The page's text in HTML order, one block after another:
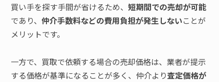
買い手を探す手間が省けるため、短期間での売却が可能
であり、仲介手数料などの費用負担が発生しないことが
メリットです。
一方で、買取で依頼する場合の売却価格は、業者が提示
する価格が基準になることが多く、仲介より査定価格が